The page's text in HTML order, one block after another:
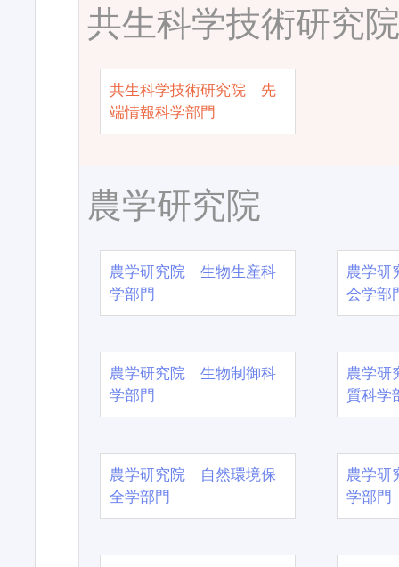
共生科学技術研究
共生科学技術研究院 先
端情報科学部門
農学研究院
農学研究院 生物生産科
学部門
農学
会学部
農学研究院 生物制御科
学部門
農学
質科学
農学研究院 自然環境保
全学部門
農学
学部門